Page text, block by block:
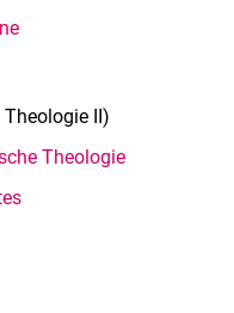
II)
Theologie